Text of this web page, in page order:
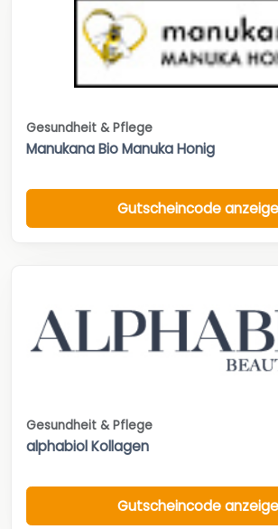
Gesundheit & Pflege
Manukana Bio Manuka Honig
Gutscheincode
Gesundheit & Pflege
alphabiol Kollagen
Gutscheincode